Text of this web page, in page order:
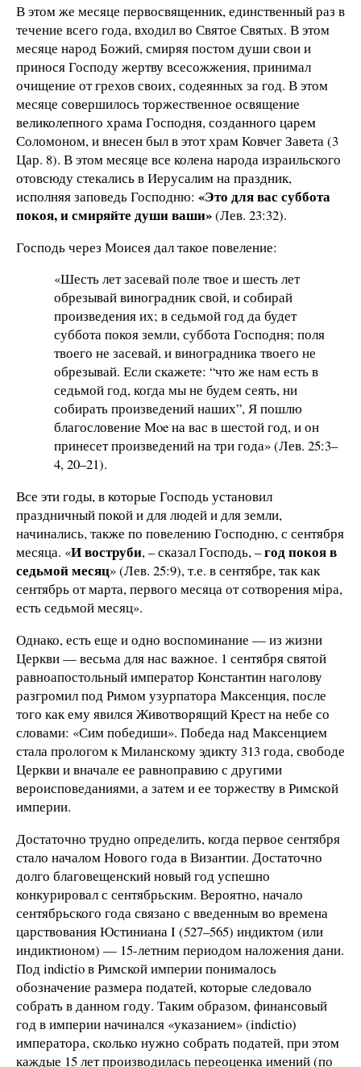
В этом же месяце первосвященник, единственный раз в
течение всего года, входил во Святое Святых. В этом
месяце народ Божий, смиряя постом души свои и
принося Господу жертву всесожжения, принимал
очищение от грехов своих, содеянных за год. В этом
месяце совершилось торжественное освящение
великолепного храма Господня, созданного царем
Соломоном, и внесен был в этот храм Ковчег Завета (3
Цар. 8). В этом месяце все колена народа израильского
отовсюду стекались в Иерусалим на праздник,
исполняя заповедь Господню: «Это для вас суббота
покоя, и смиряйте души ваши»(Лев. 23:32).
Господь через Моисея дал такое повеление:
«Шесть лет засевай поле твое и шесть лет
обрезывай виноградник свой, и собирай
произведения их; в седьмой год да будет
суббота покоя земли, суббота Господня; поля
твоего не засевай, и виноградника твоего не
обрезывай. Если скажете: “что же нам есть в
седьмой год, когда мы не будем сеять, ни
собирать произведений наших”, Я пошлю
благословение Мoe на вас в шестой год, и он
принесет произведений на три года» (Лев. 25:3–
4, 20–21).
Все эти годы, в которые Господь установил
праздничный покой и для людей и для земли,
начинались, также по повелению Господню, с сентября
месяца. «И воструби, – сказал Господь, –год покоя в
седьмой месяц» (Лев. 25:9), т.е. в сентябре, так как
сентябрь от марта, первого месяца от сотворения міра,
есть седьмой месяц».
Однако, есть еще и одно воспоминание — из жизни
Церкви — весьма для нас важное. 1 сентября святой
равноапостольный император Константин наголову
разгромил под Римом узурпатора Максенция, после
того как ему явился Животворящий Крест на небе со
словами: «Сим победиши». Победа над Максенцием
стала прологом к Миланскому эдикту 313 года, свободе
Церкви и вначале ее равноправию с другими
вероисповеданиями, а затем и ее торжеству в Римской
империи.
Достаточно трудно определить, когда первое сентября
стало началом Нового года в Византии. Достаточно
долго благовещенский новый год успешно
конкурировал с сентябрьским. Вероятно, начало
сентябрьского года связано с введенным во времена
царствования Юстиниана I (527–565) индиктом (или
индиктионом) — 15-летним периодом наложения дани.
Под indictio в Римской империи понималось
обозначение размера податей, которые следовало
собрать в данном году. Таким образом, финансовый
год в империи начинался «указанием» (indictio)
императора, сколько нужно собрать податей, при этом
каждые 15 лет производилась переоценка имений (по